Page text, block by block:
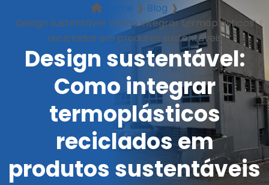
❱ Blog ❱
Design sustentável: Como integrar termoplásticos
reciclados em produtos sustentáveis
Design sustentável:
Como integrar
termoplásticos
reciclados em
produtos sustentáveis